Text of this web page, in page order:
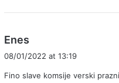
Enes
s
08/01/2022 at 13:19
Fino slave komsije verski